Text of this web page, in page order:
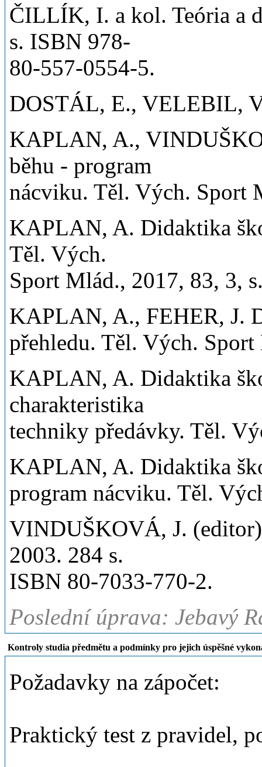
ČILLÍK, I. a kol. Teória a
s. ISBN 978-
80-557-0554-5.
DOSTÁL, E., VELEBIL,
KAPLAN, A.,
běhu - program
nácviku. Těl. Vých. Sport
KAPLAN, A. Didaktika
Těl. Vých.
Sport Mlád., 2017, 83, 3,
KAPLAN, A., FEHER, J.
přehledu. Těl. Vých.
KAPLAN, A. Didaktika
charakteristika
techniky předávky. Těl.
KAPLAN, A. Didaktika
program nácviku. Těl.
VINDUŠKOVÁ, J. (editor)
2003. 284 s.
ISBN 80-7033-770-2.
Poslední úprava: Jebavý
Kontroly studia předmětu a podmínky pro jejich úspěšné
Požadavky na zápočet:
Praktický test z pravidel,